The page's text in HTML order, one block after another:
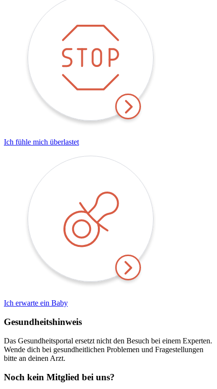
Ich fühle mich überlastet
Ich erwarte ein Baby
Gesundheitshinweis
Das Gesundheitsportal ersetzt nicht den Besuch bei einem Experten.
Wende dich bei gesundheitlichen Problemen und Fragestellungen
bitte an deinen Arzt.
Noch kein Mitglied bei uns?